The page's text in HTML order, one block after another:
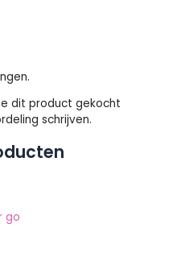
dit product gekocht
schrijven.